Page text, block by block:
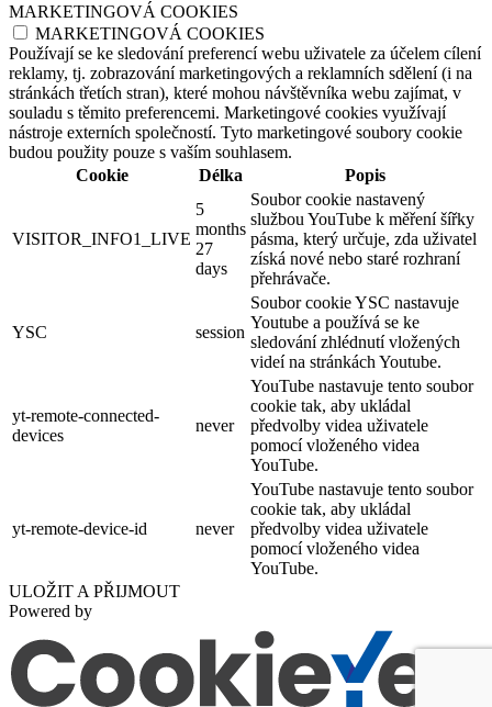
MARKETINGOVÁ COOKIES
MARKETINGOVÁ COOKIES
Používají se ke sledování preferencí webu uživatele za účelem cílení
reklamy, tj. zobrazování marketingových a reklamních sdělení (i na
stránkách třetích stran), které mohou návštěvníka webu zajímat, v
souladu s těmito preferencemi. Marketingové cookies využívají
nástroje externích společností. Tyto marketingové soubory cookie
budou použity pouze s vaším souhlasem.
Cookie
Délka Popis
VISITOR_INFO1_LIVE
5
months
27
days
Soubor cookie nastavený
službou YouTube k měření šířky
pásma, který určuje, zda uživatel
získá nové nebo staré rozhraní
přehrávače.
YSC session
Soubor cookie YSC nastavuje
Youtube a používá se ke
sledování zhlédnutí vložených
videí na stránkách Youtube.
yt-remote-connected-
devices
never
YouTube nastavuje tento soubor
cookie tak, aby ukládal
předvolby videa uživatele
pomocí vloženého videa
YouTube.
yt-remote-device-id never
YouTube nastavuje tento soubor
cookie tak, aby ukládal
předvolby videa uživatele
pomocí vloženého videa
YouTube.
ULOŽIT A PŘIJMOUT
Powered by